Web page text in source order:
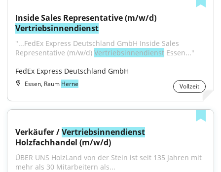
Vertriebsinnendienst
"...FedEx Express Deutschland GmbH Inside Sales
Representative (m/w/d) Vertriebsinnendienst Essen..."
FedEx Express Deutschland GmbH
Essen, Raum Herne Vollzeit
Verkäufer / Vertriebsinnendienst
Holzfachhandel (m/w/d)
ÜBER UNS HolzLand von der Stein ist seit 135 Jahren mit
mehr als 30 Mitarbeitern als...